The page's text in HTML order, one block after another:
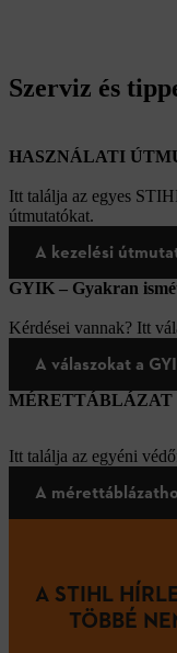
Szerviz és
HASZNÁLATI
Itt találja az egyes
útmutatókat.
A kezelési
GYIK – Gyakran
Kérdései vannak? Itt
A válaszokat a
MÉRETTÁBLÁZAT
Itt találja az egyéni
A
A STIHL
TÖBBÉ